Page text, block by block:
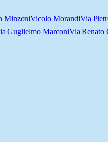
MinzoniVicolo MorandiVia
Guglielmo MarconiVia Renato